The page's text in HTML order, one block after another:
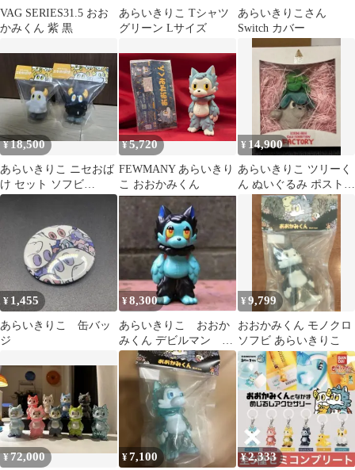
VAG SERIES31.5 おお
かみくん 紫 黒
あらいきりこ Tシャツ
グリーン Lサイズ
あらいきりこさん
Switch カバー
¥18,500
あらいきりこ ニセおば
け セット ソフビ
FEWMANY 新品 メデ
¥5,720
FEWMANY あらいきり
こ おおかみくん
¥ 14,900
あらいきりこ ツリーく
ん ぬいぐるみ ポストカ
ード付き
¥ 1,455
あらいきりこ 缶バッ
ジ
¥8,300
あらいきりこ おおか
みくん デビルマン
ver. ソフビ 新品未開
¥9,799
おおかみくん モノクロ
ソフビ あらいきりこ
¥72,000 ¥7,100 ¥2,333